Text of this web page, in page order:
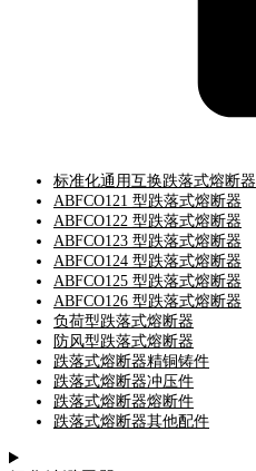
标准化通用互换跌落式熔断器
ABFCO121 型跌落式熔断器
ABFCO122 型跌落式熔断器
ABFCO123 型跌落式熔断器
ABFCO124 型跌落式熔断器
ABFCO125 型跌落式熔断器
ABFCO126 型跌落式熔断器
负荷型跌落式熔断器
防风型跌落式熔断器
跌落式熔断器精铜铸件
跌落式熔断器冲压件
跌落式熔断器熔断件
跌落式熔断器其他配件